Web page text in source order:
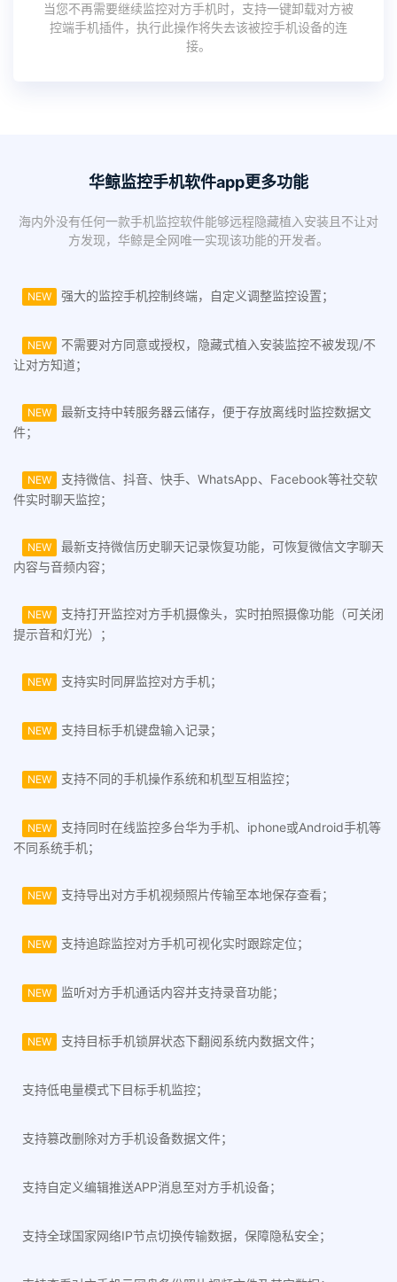
当您不再需要继续监控对方手机时，支持一键卸载对方被
控端手机插件，执行此操作将失去该被控手机设备的连
接。
华鲸监控手机软件app更多功能
海内外没有任何一款手机监控软件能够远程隐藏植入安装且不让对
方发现，华鲸是全网唯一实现该功能的开发者。
NEW 强大的监控手机控制终端，自定义调整监控设置；
NEW
不需要对方同意或授权，隐藏式植入安装监控不被发现/不
让对方知道；
NEW
最新支持中转服务器云储存，便于存放离线时监控数据文
件；
NEW
支持微信、抖音、快手、WhatsApp、Facebook等社交软
件实时聊天监控；
NEW
最新支持微信历史聊天记录恢复功能，可恢复微信文字聊天
内容与音频内容；
NEW
支持打开监控对方手机摄像头，实时拍照摄像功能（可关闭
提示音和灯光）；
NEW 支持实时同屏监控对方手机；
NEW 支持目标手机键盘输入记录；
NEW 支持不同的手机操作系统和机型互相监控；
NEW
支持同时在线监控多台华为手机、iphone或Android手机等
不同系统手机；
NEW 支持导出对方手机视频照片传输至本地保存查看；
NEW 支持追踪监控对方手机可视化实时跟踪定位；
NEW 监听对方手机通话内容并支持录音功能；
NEW 支持目标手机锁屏状态下翻阅系统内数据文件；
支持低电量模式下目标手机监控；
支持篡改删除对方手机设备数据文件；
支持自定义编辑推送APP消息至对方手机设备；
支持全球国家网络IP节点切换传输数据，保障隐私安全；